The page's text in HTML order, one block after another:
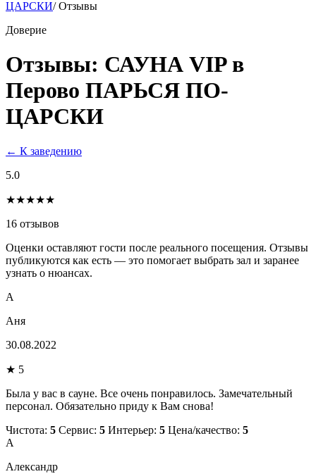
ЦАРСКИ/ Отзывы
Доверие
Отзывы: САУНА VIP в
Перово ПАРЬСЯ ПО-
ЦАРСКИ
← К заведению
5.0
★★★★★
16 отзывов
Оценки оставляют гости после реального посещения. Отзывы
публикуются как есть — это помогает выбрать зал и заранее
узнать о нюансах.
А
Аня
30.08.2022
★ 5
Была у вас в сауне. Все очень понравилось. Замечательный
персонал. Обязательно приду к Вам снова!
Чистота: 5 Сервис: 5 Интерьер: 5 Цена/качество: 5
А
Александр